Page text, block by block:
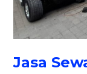
Jasa